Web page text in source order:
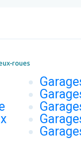
roues